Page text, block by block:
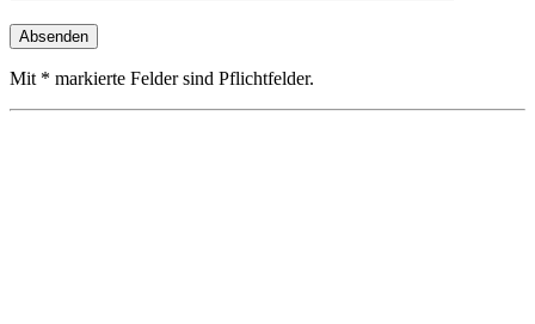
Mit * markierte Felder sind Pflichtfelder.